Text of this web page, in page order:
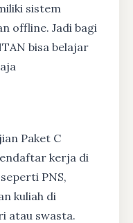
sistem
offline. Jadi bagi
bisa belajar
Paket C
kerja di
PNS,
kuliah di
atau swasta.